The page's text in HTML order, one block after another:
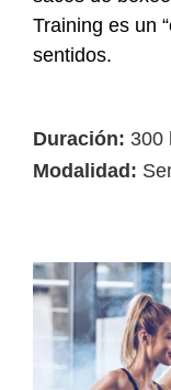
Training es un
sentidos.
Duración: 300
Modalidad: